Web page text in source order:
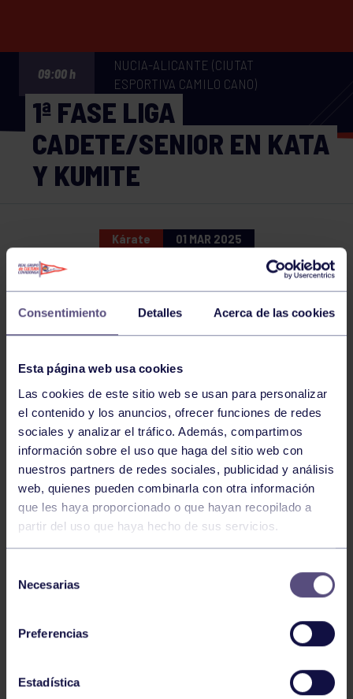
Consentimiento Detalles Acerca de las cookies
Esta página web usa cookies
Las cookies de este sitio web se usan para personalizar
el contenido y los anuncios, ofrecer funciones de redes
sociales y analizar el tráfico. Además, compartimos
información sobre el uso que haga del sitio web con
nuestros partners de redes sociales, publicidad y análisis
web, quienes pueden combinarla con otra información
que les haya proporcionado o que hayan recopilado a
partir del uso que haya hecho de sus servicios.
Necesarias
Preferencias
Estadística
09:00 h
NUCIA-ALICANTE (CIUTAT
ESPORTIVA CAMILO CANO)
1ª FASE LIGA
CADETE/SENIOR EN KATA
Y KUMITE
Kárate 01 MAR 2025
NOTICIAS RELACIONADAS
Kárate 20 Jul 2026
TRES GRUPISTAS OBTIENEN EL